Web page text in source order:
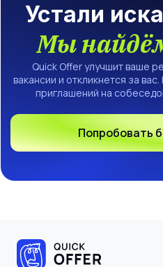
Устали
Мы
Quick Offer улучшит ваше
вакансии и откликнется за
приглашений на
Попробовать